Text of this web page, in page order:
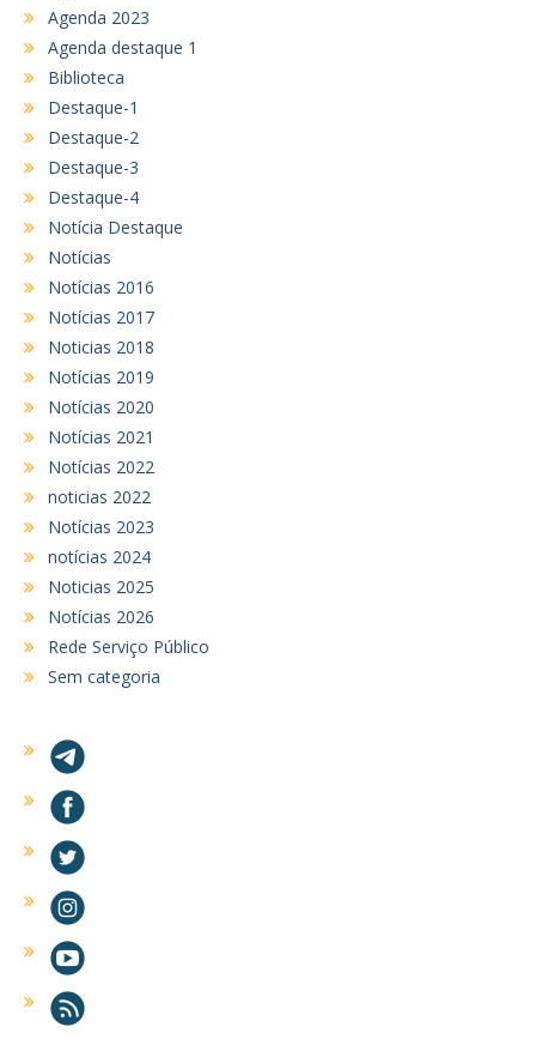
Agenda 2023
Agenda destaque 1
Biblioteca
Destaque-1
Destaque-2
Destaque-3
Destaque-4
Notícia Destaque
Notícias
Notícias 2016
Notícias 2017
Noticias 2018
Notícias 2019
Notícias 2020
Notícias 2021
Notícias 2022
noticias 2022
Notícias 2023
notícias 2024
Noticias 2025
Notícias 2026
Rede Serviço Público
Sem categoria